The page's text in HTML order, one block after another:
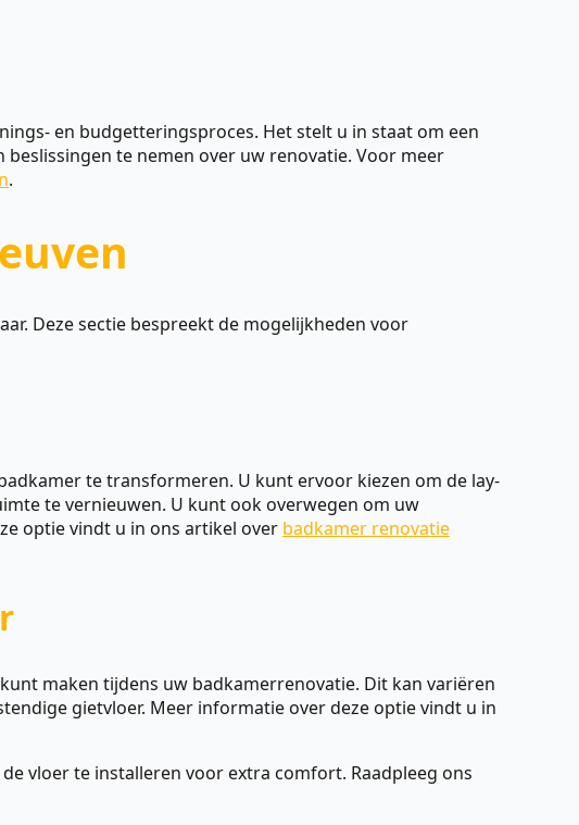
en budgetteringsproces. Het stelt u in staat om een
te nemen over uw renovatie. Voor meer
.
Deze sectie bespreekt de mogelijkheden voor
te transformeren. U kunt ervoor kiezen om de lay-
te vernieuwen. U kunt ook overwegen om uw
optie vindt u in ons artikel over badkamer renovatie
maken tijdens uw badkamerrenovatie. Dit kan variëren
gietvloer. Meer informatie over deze optie vindt u in
vloer te installeren voor extra comfort. Raadpleeg ons